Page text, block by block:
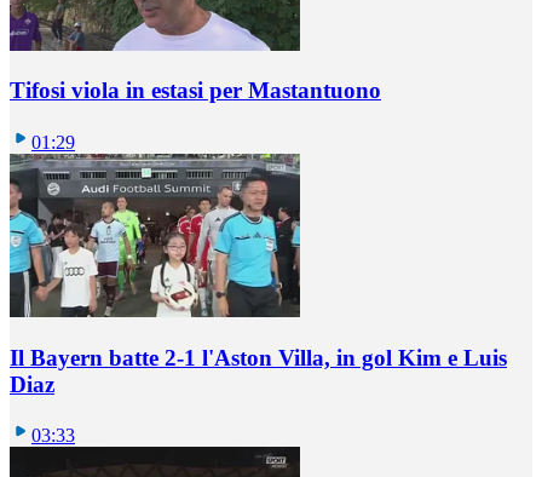
Tifosi viola in estasi per Mastantuono
01:29
Il Bayern batte 2-1 l'Aston Villa, in gol Kim e Luis
Diaz
03:33